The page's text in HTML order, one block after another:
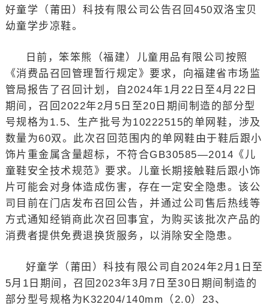
好童学（莆田）科技有限公司公告召回450双洛宝贝
幼童学步凉鞋。
日前，笨笨熊（福建）儿童用品有限公司按照
《消费品召回管理暂行规定》要求，向福建省市场监
管局报告了召回计划，自2024年1月22日至4月22日
期间，召回2022年2月5日至20日期间制造的部分型
号规格为1.5、生产批号为10222515的单网鞋，涉及
数量为60双。此次召回范围内的单网鞋由于鞋后跟小
饰片重金属含量超标，不符合GB30585—2014《儿
童鞋安全技术规范》要求。儿童长期接触鞋后跟小饰
片可能会对身体造成伤害，存在一定安全隐患。该公
司目前在门店发布召回公告，并通过公司售后热线等
方式通知经销商此次召回事宜，为购买该批次产品的
消费者提供免费退换货服务，以消除安全隐患。
好童学（莆田）科技有限公司自2024年2月1日至
5月1日期间，召回2023年3月7日至30日期间制造的
部分型号规格为K32204/140mm（2.0）23、